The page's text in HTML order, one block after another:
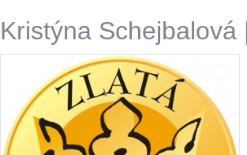
Kristýna Schejbalová